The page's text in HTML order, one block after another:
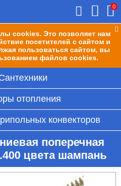
cookies. Это позволяет нам
посетителей с сайтом и
пользоваться сайтом, вы
файлов cookies.
0
отопления
конвекторов
поперечная
цвета шампань